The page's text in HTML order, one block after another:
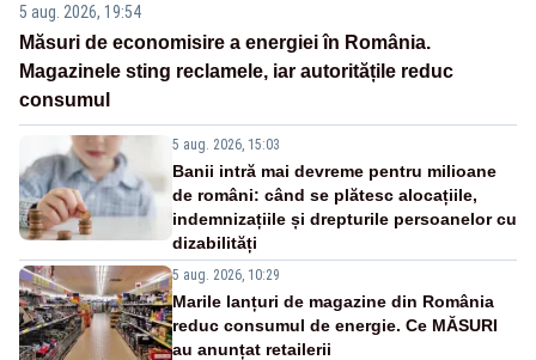
5 aug. 2026, 19:54
Măsuri de economisire a energiei în România.
Magazinele sting reclamele, iar autoritățile reduc
consumul
5 aug. 2026, 15:03
Banii intră mai devreme pentru milioane
de români: când se plătesc alocațiile,
indemnizațiile și drepturile persoanelor cu
dizabilități
5 aug. 2026, 10:29
Marile lanțuri de magazine din România
reduc consumul de energie. Ce MĂSURI
au anunțat retailerii